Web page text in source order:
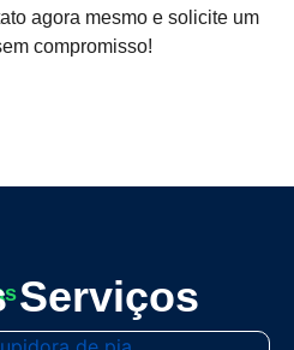
agora mesmo e solicite um
compromisso!
Serviços